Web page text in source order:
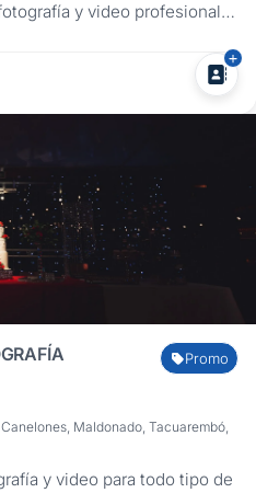
y video profesional
y fiestas de fin de
y adaptado
Promo
Maldonado, Tacuarembó,
y video para todo tipo de